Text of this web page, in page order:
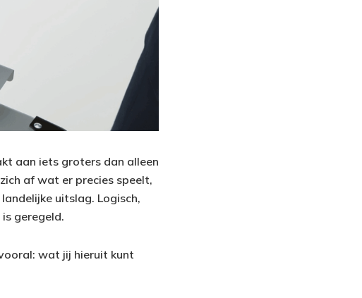
aan iets groters dan alleen
af wat er precies speelt,
uitslag. Logisch,
geregeld.
wat jij hieruit kunt